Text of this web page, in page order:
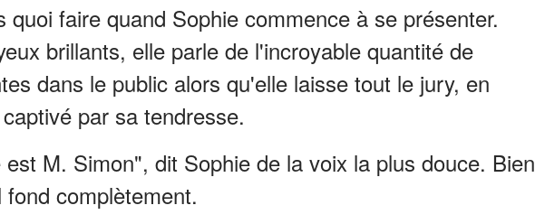
quoi faire quand Sophie commence à se présenter.
brillants, elle parle de l'incroyable quantité de
dans le public alors qu'elle laisse tout le jury, en
par sa tendresse.
M. Simon", dit Sophie de la voix la plus douce. Bien
complètement.